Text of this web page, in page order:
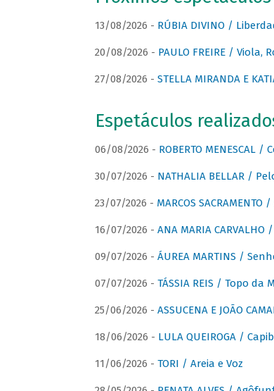
13/08/2026 - RÚBIA DIVINO /
20/08/2026 - PAULO FREIRE / Viola,
27/08/2026 - STELLA MIRANDA E
Espetáculos
06/08/2026 - ROBERTO MENESCAL
30/07/2026 - NATHALIA BELLAR /
23/07/2026 - MARCOS SACRAMENTO
16/07/2026 - ANA MARIA
09/07/2026 - ÁUREA MARTINS /
07/07/2026 - TÁSSIA REIS / Topo da
25/06/2026 - ASSUCENA E JOÃO
18/06/2026 - LULA QUEIROGA /
11/06/2026 - TORI / Areia e Voz